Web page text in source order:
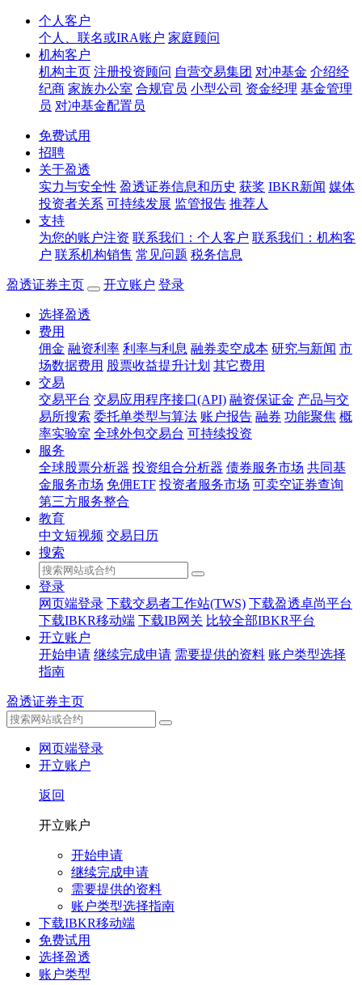
个人客户
个人、联名或IRA账户 家庭顾问
机构客户
机构主页 注册投资顾问 自营交易集团 对冲基金 介绍经
纪商 家族办公室 合规官员 小型公司 资金经理 基金管理
员 对冲基金配置员
免费试用
招聘
关于盈透
实力与安全性 盈透证券信息和历史 获奖 IBKR新闻 媒体
投资者关系 可持续发展 监管报告 推荐人
支持
为您的账户注资 联系我们：个人客户 联系我们：机构客
户 联系机构销售 常见问题 税务信息
盈透证券主页 开立账户 登录
选择盈透
费用
佣金 融资利率 利率与利息 融券卖空成本 研究与新闻 市
场数据费用 股票收益提升计划 其它费用
交易
交易平台 交易应用程序接口(API) 融资保证金 产品与交
易所搜索 委托单类型与算法 账户报告 融券 功能聚焦 概
率实验室 全球外包交易台 可持续投资
服务
全球股票分析器 投资组合分析器 债券服务市场 共同基
金服务市场 免佣ETF 投资者服务市场 可卖空证券查询
第三方服务整合
教育
中文短视频 交易日历
搜索
登录
网页端登录 下载交易者工作站(TWS) 下载盈透卓尚平台
下载IBKR移动端 下载IB网关 比较全部IBKR平台
开立账户
开始申请 继续完成申请 需要提供的资料 账户类型选择
指南
盈透证券主页
网页端登录
开立账户
返回
开立账户
开始申请
继续完成申请
需要提供的资料
账户类型选择指南
下载IBKR移动端
免费试用
选择盈透
账户类型